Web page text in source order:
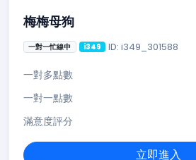
梅梅母狗
一對一忙線中 i349 ID: i349_301588
一對多點數
一對一點數
滿意度評分
立即進入